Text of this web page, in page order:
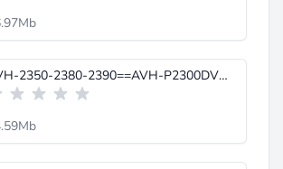
AVH-2350-2380-2390==AVH-P2300DVD.pdf